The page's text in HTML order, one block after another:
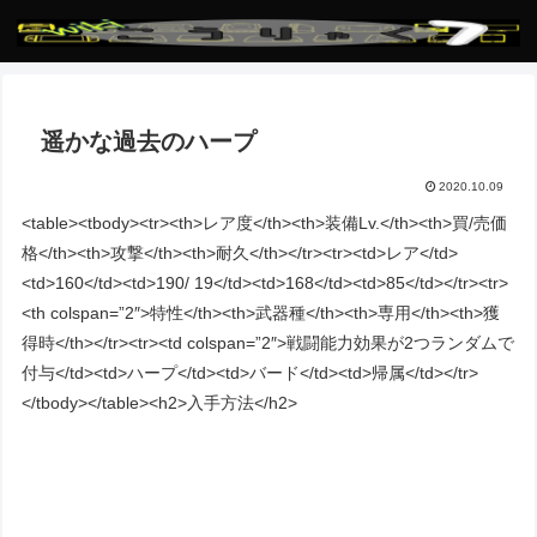
遥かな過去のハープ
2020.10.09
<table><tbody><tr><th>レア度</th><th>装備Lv.</th><th>買/売価
格</th><th>攻撃</th><th>耐久</th></tr><tr><td>レア</td>
<td>160</td><td>190/ 19</td><td>168</td><td>85</td></tr><tr>
<th colspan=”2″>特性</th><th>武器種</th><th>専用</th><th>獲
得時</th></tr><tr><td colspan=”2″>戦闘能力効果が2つランダムで
付与</td><td>ハープ</td><td>バード</td><td>帰属</td></tr>
</tbody></table><h2>入手方法</h2>